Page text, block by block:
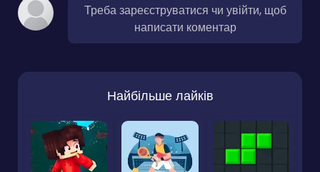
Треба зареєструватися чи увійти, щоб
написати коментар
Найбільше лайків